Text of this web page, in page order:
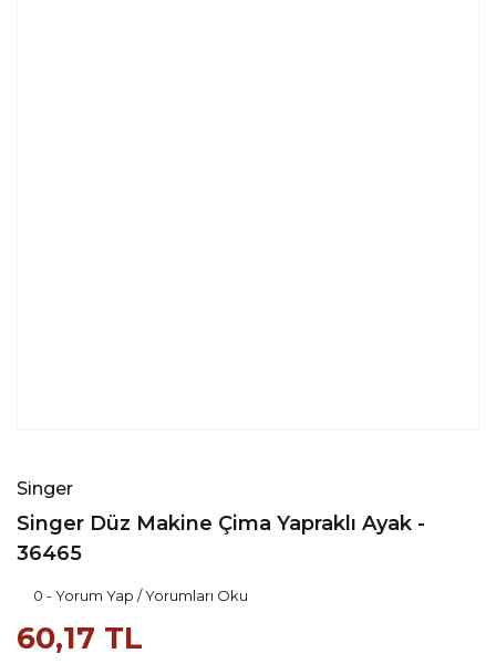
Singer
Singer Düz Makine Çima Yapraklı Ayak -
36465
0 - Yorum Yap / Yorumları Oku
60,17 TL